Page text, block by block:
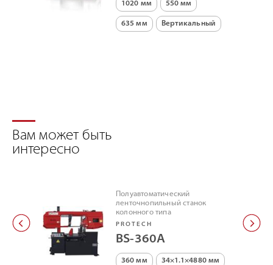
1020 мм 550 мм
635 мм Вертикальный
Вам может быть
интересно
Полуавтоматический
ленточнопильный станок
колонного типа
PROTECH
BS-360A
360 мм 34×1.1×4880 мм